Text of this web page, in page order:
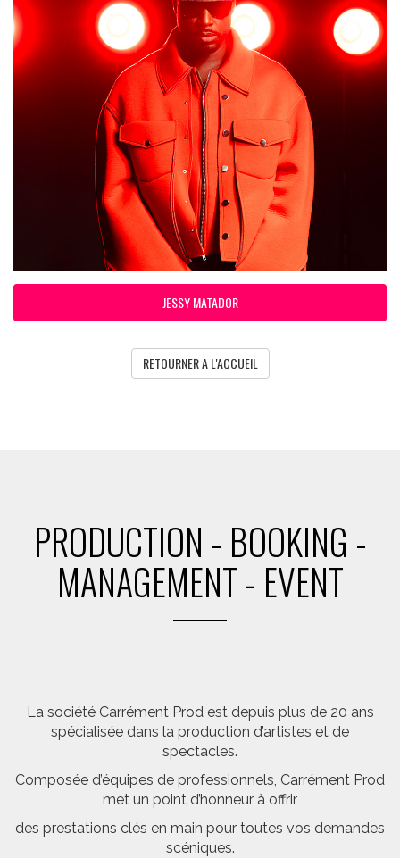
JESSY MATADOR
RETOURNER A L'ACCUEIL
PRODUCTION - BOOKING -
MANAGEMENT - EVENT
La société Carrément Prod est depuis plus de 20 ans
spécialisée dans la production d’artistes et de
spectacles.
Composée d’équipes de professionnels, Carrément Prod
met un point d’honneur à offrir
des prestations clés en main pour toutes vos demandes
scéniques.